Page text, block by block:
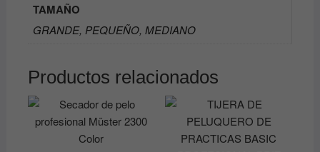
TAMAÑO
GRANDE, PEQUEÑO, MEDIANO
Productos relacionados